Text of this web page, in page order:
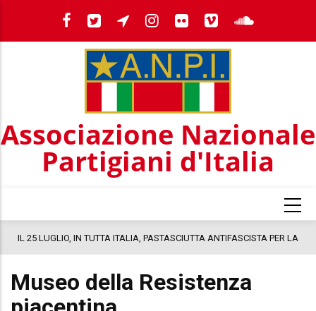
contenuto
Associazione Nazionale
Partigiani d'Italia
IL 25 LUGLIO, IN TUTTA ITALIA, PASTASCIUTTA ANTIFASCISTA PER LA
Museo della Resistenza